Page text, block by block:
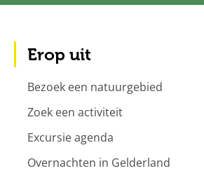
Erop uit
Bezoek een natuurgebied
Zoek een activiteit
Excursie agenda
Overnachten in Gelderland